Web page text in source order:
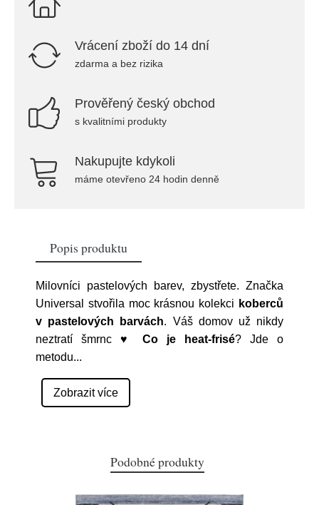
Vrácení zboží do 14 dní
zdarma a bez rizika
Prověřený český obchod
s kvalitními produkty
Nakupujte kdykoli
máme otevřeno 24 hodin denně
Popis produktu
Milovníci pastelových barev, zbystřete. Značka
Universal stvořila moc krásnou kolekci koberců
v pastelových barvách. Váš domov už nikdy
neztratí šmrnc ♥ Co je heat-frisé? Jde o
metodu...
Zobrazit více
Podobné produkty